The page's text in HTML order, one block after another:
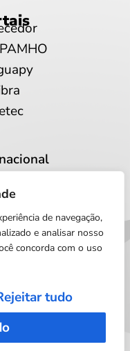
de navegação,
e analisar nosso
concorda com o uso
tudo
de dados